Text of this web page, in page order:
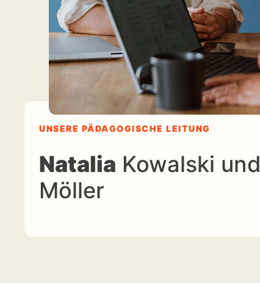
UNSERE PÄDAGOGISCHE LEITUNG
Natalia Kowalski und
Möller